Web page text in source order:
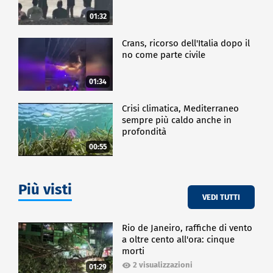
01:32
01:34
Crans, ricorso dell'Italia dopo il
no come parte civile
00:55
Crisi climatica, Mediterraneo
sempre più caldo anche in
profondità
Più visti VEDI TUTTI
01:29
Rio de Janeiro, raffiche di vento
a oltre cento all'ora: cinque
morti
2 visualizzazioni